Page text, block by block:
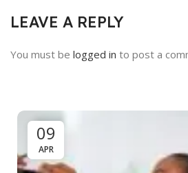
LEAVE A REPLY
You must be logged in to post a
09
APR